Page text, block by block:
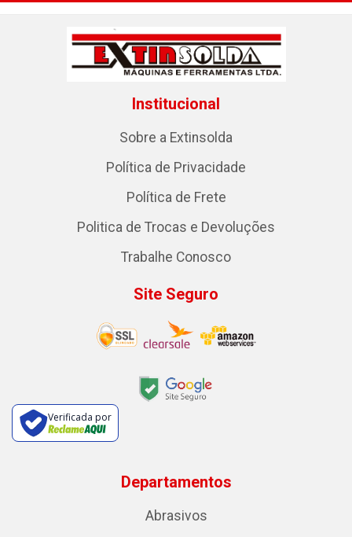
Institucional
Sobre a Extinsolda
Política de Privacidade
Política de Frete
Politica de Trocas e Devoluções
Trabalhe Conosco
Site Seguro
Verificada por
Departamentos
Abrasivos